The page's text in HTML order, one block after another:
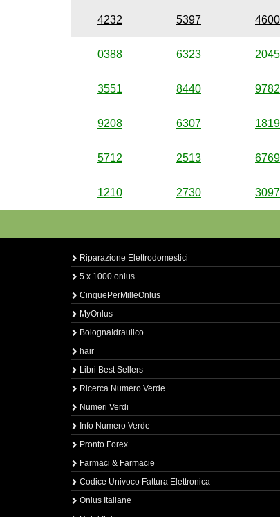
4232 5397 4600
0388 6323 2045
3551 8440 9782
9208 6307 1819
5712 2513 6769
1210 2730 3097
Riparazione Elettrodomestici
5 x 1000 onlus
CinquePerMilleOnlus
MyOnlus
BolognaIdraulico
hair
Libri Best Sellers
Ricerca Numero Verde
Numeri Verdi
Info Numero Verde
Pronto Forex
Farmaci & Farmacie
Codice Univoco Fattura Elettronica
Onlus Italiane